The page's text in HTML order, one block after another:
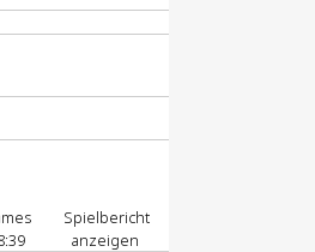
Spielbericht
anzeigen